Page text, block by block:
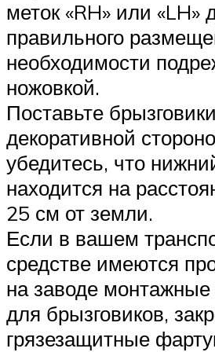
меток «RH» или «LH»
правильного
необходимости
ножовкой.
Поставьте
декоративной
убедитесь, что
находится на
25 см от земли.
Если в вашем
средстве имеются
на заводе монтажные
для брызговиков,
грязезащитные